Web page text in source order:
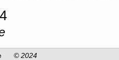
© 2024